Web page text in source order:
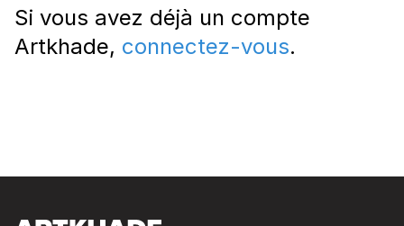
Si vous avez déjà un compte
Artkhade, connectez-vous.